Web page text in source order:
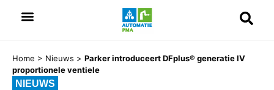
Home > Nieuws > Parker introduceert DFplus® generatie IV
proportionele ventiele
NIEUWS